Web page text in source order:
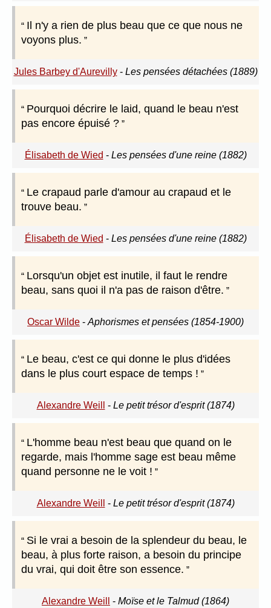
Il n'y a rien de plus beau que ce que nous ne
voyons plus.
Jules Barbey d'Aurevilly- Les pensées détachées (1889)
Pourquoi décrire le laid, quand le beau n'est
pas encore épuisé ?
Élisabeth de Wied - Les pensées d'une reine (1882)
Le crapaud parle d'amour au crapaud et le
trouve beau.
Élisabeth de Wied - Les pensées d'une reine (1882)
Lorsqu'un objet est inutile, il faut le rendre
beau, sans quoi il n'a pas de raison d'être.
Oscar Wilde - Aphorismes et pensées (1854-1900)
Le beau, c'est ce qui donne le plus d'idées
dans le plus court espace de temps !
Alexandre Weill - Le petit trésor d'esprit (1874)
L'homme beau n'est beau que quand on le
regarde, mais l'homme sage est beau même
quand personne ne le voit !
Alexandre Weill - Le petit trésor d'esprit (1874)
Si le vrai a besoin de la splendeur du beau, le
beau, à plus forte raison, a besoin du principe
du vrai, qui doit être son essence.
Alexandre Weill - Moïse et le Talmud (1864)